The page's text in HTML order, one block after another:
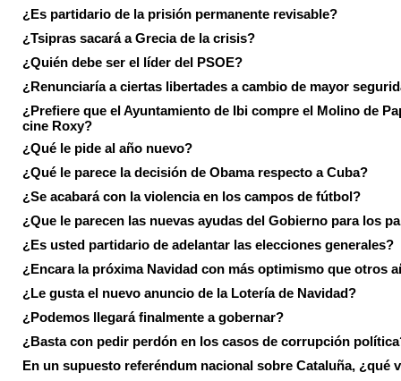
¿Es partidario de la prisión permanente revisable?
¿Tsipras sacará a Grecia de la crisis?
¿Quién debe ser el líder del PSOE?
¿Renunciaría a ciertas libertades a cambio de mayor
¿Prefiere que el Ayuntamiento de Ibi compre el Molino de
cine Roxy?
¿Qué le pide al año nuevo?
¿Qué le parece la decisión de Obama respecto a Cuba?
¿Se acabará con la violencia en los campos de fútbol?
¿Que le parecen las nuevas ayudas del Gobierno para los
¿Es usted partidario de adelantar las elecciones generales?
¿Encara la próxima Navidad con más optimismo que otros
¿Le gusta el nuevo anuncio de la Lotería de Navidad?
¿Podemos llegará finalmente a gobernar?
¿Basta con pedir perdón en los casos de corrupción
En un supuesto referéndum nacional sobre Cataluña, ¿qué